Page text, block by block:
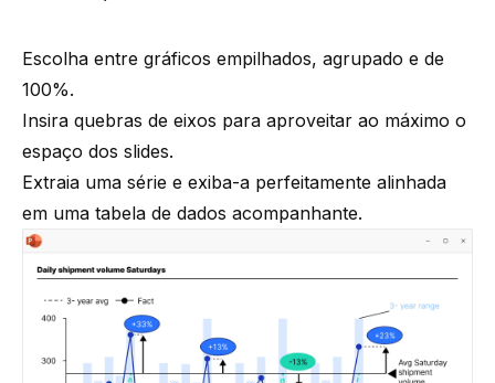
Escolha entre gráficos empilhados, agrupado e de
100%.
Insira quebras de eixos para aproveitar ao máximo o
espaço dos slides.
Extraia uma série e exiba-a perfeitamente alinhada
em uma tabela de dados acompanhante.